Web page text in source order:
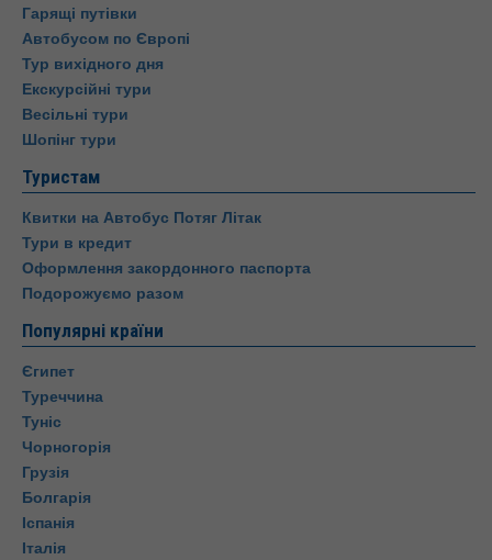
Гарящі путівки
Автобусом по Європі
Тур вихідного дня
Екскурсійні тури
Весільні тури
Шопінг тури
Туристам
Квитки на Автобус Потяг Літак
Тури в кредит
Оформлення закордонного паспорта
Подорожуємо разом
Популярні країни
Єгипет
Туреччина
Туніс
Чорногорія
Грузія
Болгарія
Іспанія
Італія